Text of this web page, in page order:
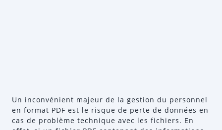
Un inconvénient majeur de la gestion du personnel
en format PDF est le risque de perte de données en
cas de problème technique avec les fichiers. En